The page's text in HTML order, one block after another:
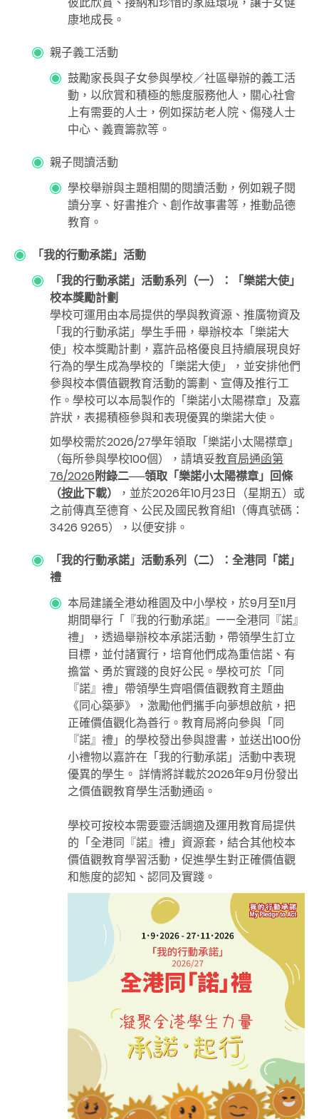
康地成長。
親子義工活動
鼓勵家長與子女參與學校／社區舉辦的義工活
動，以欣賞和積極的態度服務他人，關心社會
上有需要的人士，例如探訪老人院、傷殘人士
中心、義賣籌款等。
親子閱讀活動
學校舉辦與主題相關的閱讀活動，例如親子閱
讀分享、好書推介、創作故事書等，推動品德
教育。
「我的行動承諾」活動
「我的行動承諾」活動系列（一）：「樂諾大使」
校本獎勵計劃
學校可運用由本局提供的學與教資源、推廣物資及
「我的行動承諾」學生手冊，舉辦校本「樂諾大
使」校本獎勵計劃，嘉許品格優良且持續展現良好
行為的學生成為學校的「樂諾大使」，並安排他們
參與校本價值觀教育活動的籌劃、宣傳及推行工
作。學校可以本局製作的「樂諾小太陽襟章」及嘉
許狀，表揚積極參與和表現優異的樂諾大使。
如學校需於2026/27學年領取「樂諾小太陽襟章」
（每所參與學校100個），請填妥教育局通函第
76/2026附錄二──領取「樂諾小太陽襟章」回條
（按此下載） ，並於2026年10月23日（星期五）或
之前傳真至德育、公民及國民教育組1 （傳真號碼：
3426 9265），以便安排。
「我的行動承諾」活動系列（二）：全港同「諾」
禮
本局建議全港幼稚園及中小學校，於9月至11月
期間舉行「『我的行動承諾』——全港同『諾』
禮」，透過舉辦校本承諾活動，帶領學生訂立
目標，並付諸實行，培育他們成為重信諾、有
擔當、勇於實踐的良好公民。學校可於「同
『諾』禮」帶領學生齊唱價值觀教育主題曲
《同心築夢》，激勵他們攜手向夢想啟航，把
正確價值觀化為善行。教育局將向參與「同
『諾』禮」的學校發出參與證書，並送出100份
小禮物以嘉許在「我的行動承諾」活動中表現
優異的學生。 詳情將詳載於2026年9月份發出
之價值觀教育學生活動通函。
學校可按校本需要靈活調適及運用教育局提供
的「全港同『諾』禮」資源套，結合其他校本
價值觀教育學習活動，促進學生對正確價值觀
和態度的認知、認同及實踐。